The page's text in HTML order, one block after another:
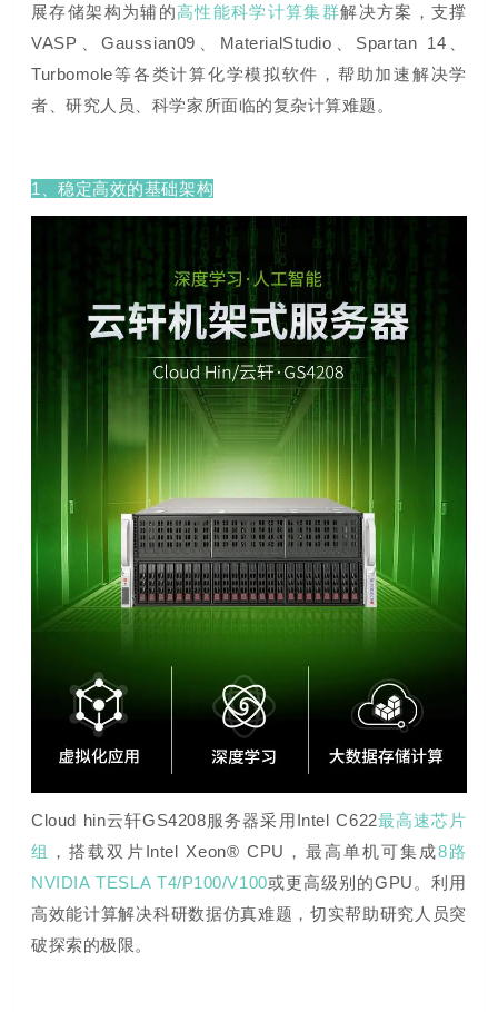
展存储架构为辅的高性能科学计算集群解决方案， 支撑
VASP、Gaussian09、MaterialStudio、Spartan 14、
Turbomole等各类计算化学模拟软件 ，帮助加速解决学
者、研究人员、科学家所面临的复杂计算难题。
1、稳定高效的基础架构
Cloud hin云轩GS4208服务器采 用Intel C622最高速芯片
组 ，搭载双片Intel Xeon® CPU，最高单机可集成8路
NVIDIA TESLA T4/P100/V100或更高级别的GPU 。利用
高效能计算解决科研数据仿真难题，切实帮助研究人员突
破探索的极限。